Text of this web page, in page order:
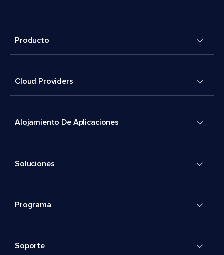
Producto
Cloud Providers
Alojamiento De Aplicaciones
Soluciones
Programa
Soporte